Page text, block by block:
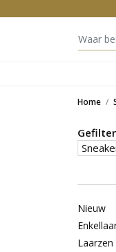
Home
Nieuw
Laarzen